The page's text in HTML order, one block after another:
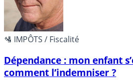
🛂 IMPÔTS / Fiscalité
Dépendance : mon enfant
comment l’indemniser ?